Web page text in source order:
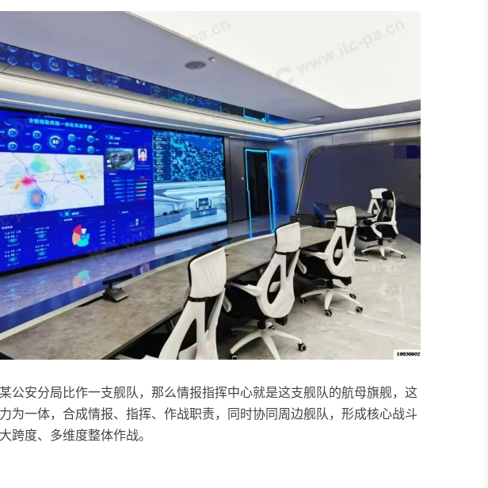
公安分局比作一支舰队，那么情报指挥中心就是这支舰队的航母旗舰，这
为一体，合成情报、指挥、作战职责，同时协同周边舰队，形成核心战斗
跨度、多维度整体作战。